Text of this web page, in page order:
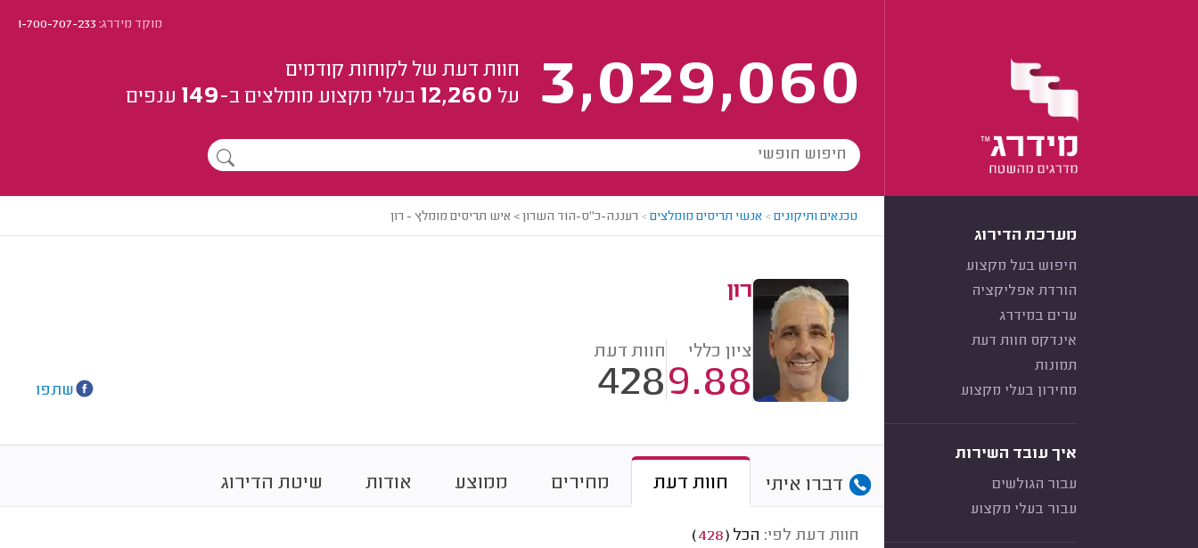
מוקד מידרג:1-700-707-233
3,029,060
חוות דעת של לקוחות קודמים
על 12,260 בעלי מקצוע מומלצים ב-149 ענפים
מערכת הדירוג
חיפוש בעל מקצוע
הורדת אפליקציה
ערים במידרג
אינדקס חוות דעת
תמונות
מחירון בעלי מקצוע
איך עובד השירות
עבור הגולשים
עבור בעלי מקצוע
טכנאים ותיקונים> אנשי תריסים מומלצים> רעננה-כ"ס-הוד השרון > איש תריסים מומלץ - רון
רון
ציון כללי
9.88
חוות דעת
428 שתפו
דברו איתי חוות דעת מחירים ממוצע אודות שיטת הדירוג
חוות דעת לפי: הכל (
428
)